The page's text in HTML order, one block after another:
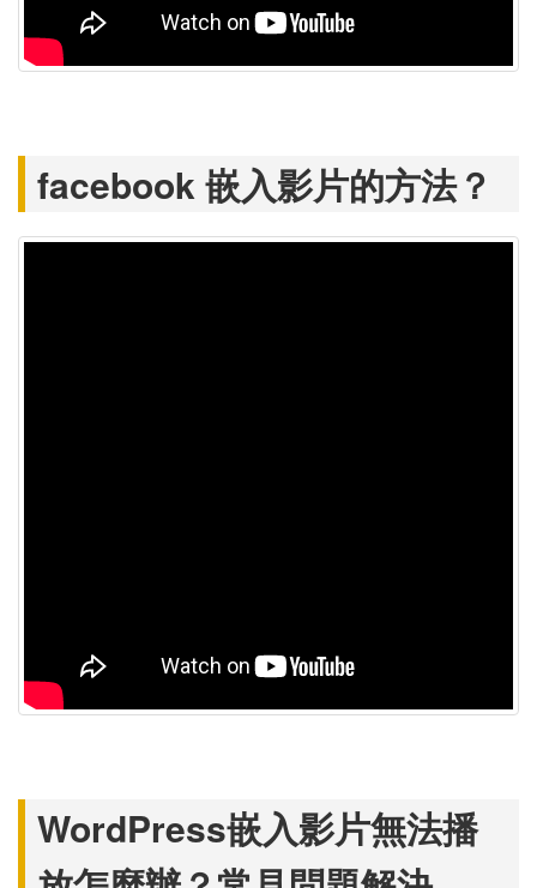
facebook 嵌入影片的方法？
WordPress嵌入影片無法播